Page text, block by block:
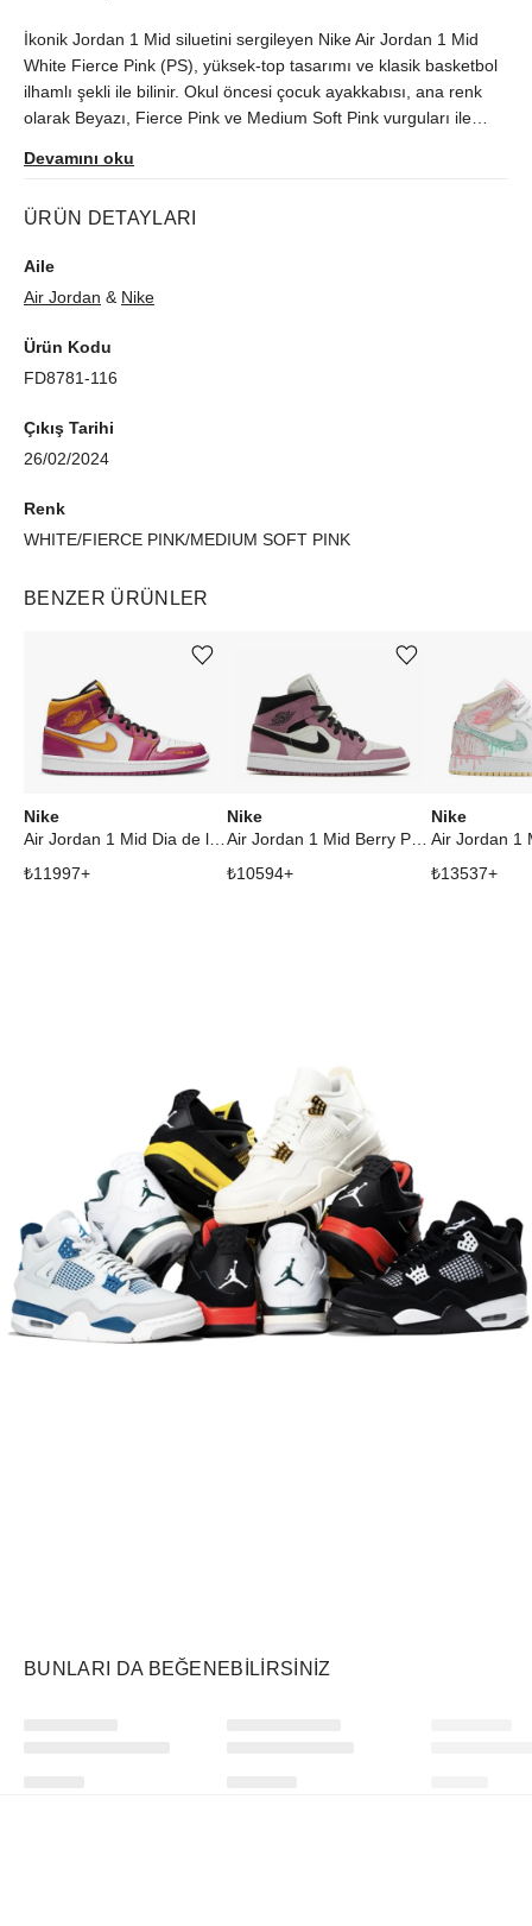
İkonik Jordan 1 Mid siluetini sergileyen Nike Air Jordan 1 Mid
White Fierce Pink (PS), yüksek-top tasarımı ve klasik basketbol
ilhamlı şekli ile bilinir. Okul öncesi çocuk ayakkabısı, ana renk
olarak Beyazı, Fierce Pink ve Medium Soft Pink vurguları ile
Fierce Pink Jordan 1 Mid, deriden yapılmış olup, yan
Wings sembolünü ve dilde Jumpman logosunu sergiler. Orta
dış taban, çekiş ve tutuşu sağlar. Siluete eklenen pembe çekme
halkası, okul öncesi çocuklar için kolay giyim ve çıkarma sağlar.
öncesi versiyonuna dikkat çeken renk kombinasyonudur. Renk
ve unsurların birleşimi, klasik siluete renk katarken çocuklar için
24 Temmuz'unda 75 dolara satışa sunulmuştur. Bu ürün,
çocuklar için nike, air-jordan ve mid anahtar kelimeleri ile
Devamını oku
ÜRÜN DETAYLARI
Aile
Air Jordan & Nike
Ürün Kodu
FD8781-116
Çıkış Tarihi
26/02/2024
Renk
WHITE/FIERCE PINK/MEDIUM SOFT PINK
BENZER ÜRÜNLER
Nike
₺11997+
Ürünü istek listesine ekle veya listeden çıkar
Nike
₺10594+
Ürünü istek listesine ekle veya listeden çıkar
Nike
₺13537+
BUNLARI DA BEĞENEBILIRSINIZ